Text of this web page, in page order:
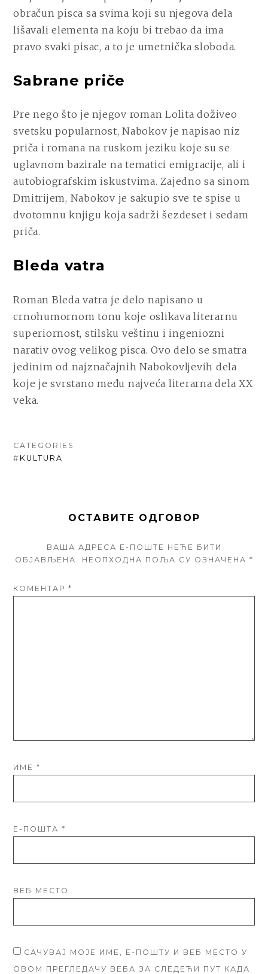
obračun pisca sa svima koji su njegova dela
lišavali elementa na koju bi trebao da ima
pravo svaki pisac, a to je umetnička sloboda.
Sabrane priče
Pre nego što je njegov roman Lolita doživeo
svetsku popularnost, Nabokov je napisao niz
priča i romana na ruskom jeziku koje su se
uglavnom bazirale na tematici emigracije, ali i
autobiografskim iskustvima. Zajedno sa sinom
Dmitrijem, Nabokov je sakupio sve te spise u
dvotomnu knjigu koja sadrži šezdeset i sedam
priča.
Bleda vatra
Roman Bleda vatra je delo napisano u
crnohumornom tonu koje oslikava literarnu
superiornost, stilsku veštinu i ingeniozni
narativ ovog velikog pisca. Ovo delo se smatra
jedinim od najznačajnih Nabokovljevih dela
koje je svrstano među najveća literarna dela XX
veka.
CATEGORIES
# KULTURA
ОСТАВИТЕ ОДГОВОР
ВАША АДРЕСА Е-ПОШТЕ НЕЋЕ БИТИ
ОБЈАВЉЕНА.
НЕОПХОДНА ПОЉА СУ ОЗНАЧЕНА *
КОМЕНТАР*
ИМЕ*
Е-ПОШТА*
ВЕБ МЕСТО
САЧУВАЈ МОЈЕ ИМЕ, Е-ПОШТУ И ВЕБ МЕСТО У
ОВОМ ПРЕГЛЕДАЧУ ВЕБА ЗА СЛЕДЕЋИ ПУТ КАДА